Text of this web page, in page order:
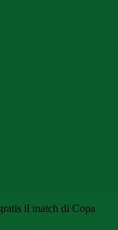
il match di Copa